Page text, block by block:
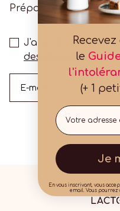
Préparez-vous à
J'ai lu et j'accepte
des données
E-mail
le
(+ 1
Email
Je
En vous inscrivant, vous
email. Vous pourrez